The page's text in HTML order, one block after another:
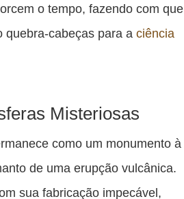
o tempo, fazendo com que
quebra-cabeças para aciência
Misteriosas
como um monumento à
de uma erupção vulcânica.
sua fabricação impecável,